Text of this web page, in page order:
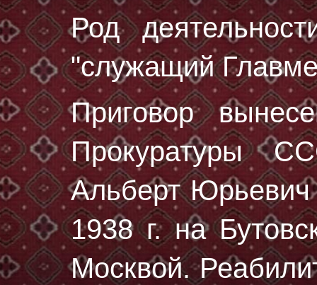
Род
"служащий
Приговор
Прокуратуры
Альберт
1938 г.на
Москвой.